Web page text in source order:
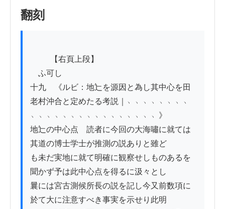
翻刻
ふ可し
十九　《ルビ：地辷を源因と為し其中心を田
老村沖合と定めたる考説｜﹅﹅﹅﹅﹅﹅﹅﹅
﹅﹅﹅﹅﹅﹅﹅﹅﹅﹅﹅﹅﹅﹅﹅﹅》
地辷の中心点　読者に今回の大海嘯に就ては
其道の博士学士が推測の説ありと雖ど
も未だ実地に就て明確に観察せしものあるを
聞かず予は此中心点を得るに汲々とし
曩には宮古測候所長の説を記し今又前数項に
於て大に注意すべき事実を示せり此明